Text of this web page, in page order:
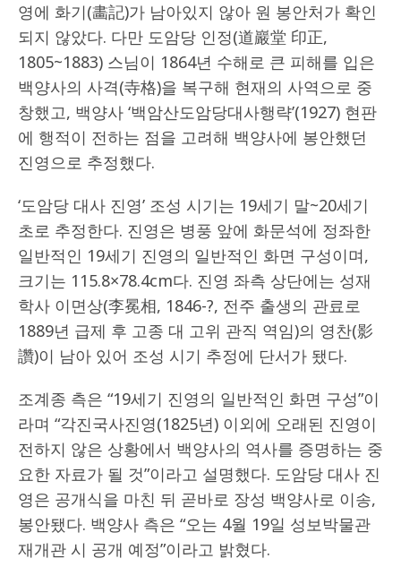
영에 화기(畵記)가 남아있지 않아 원 봉안처가 확인
되지 않았다. 다만 도암당 인정(道巖堂 印正,
1805~1883) 스님이 1864년 수해로 큰 피해를 입은
백양사의 사격(寺格)을 복구해 현재의 사역으로 중
창했고, 백양사 ‘백암산도암당대사행략’(1927) 현판
에 행적이 전하는 점을 고려해 백양사에 봉안했던
진영으로 추정했다.
‘도암당 대사 진영’ 조성 시기는 19세기 말~20세기
초로 추정한다. 진영은 병풍 앞에 화문석에 정좌한
일반적인 19세기 진영의 일반적인 화면 구성이며,
크기는 115.8×78.4cm다. 진영 좌측 상단에는 성재
학사 이면상(李冕相, 1846-?, 전주 출생의 관료로
1889년 급제 후 고종 대 고위 관직 역임)의 영찬(影
讚)이 남아 있어 조성 시기 추정에 단서가 됐다.
조계종 측은 “19세기 진영의 일반적인 화면 구성”이
라며 “각진국사진영(1825년) 이외에 오래된 진영이
전하지 않은 상황에서 백양사의 역사를 증명하는 중
요한 자료가 될 것”이라고 설명했다. 도암당 대사 진
영은 공개식을 마친 뒤 곧바로 장성 백양사로 이송,
봉안됐다. 백양사 측은 “오는 4월 19일 성보박물관
재개관 시 공개 예정”이라고 밝혔다.